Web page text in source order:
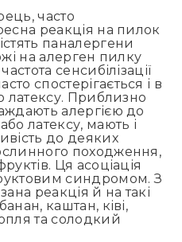
часто
реакція на пилок
паналергени
на алерген пилку
сенсибілізації
спостерігається і в
латексу. Приблизно
алергією до
латексу, мають і
до деяких
походження,
Ця асоціація
синдромом. З
реакція й на такі
каштан, ківі,
та солодкий